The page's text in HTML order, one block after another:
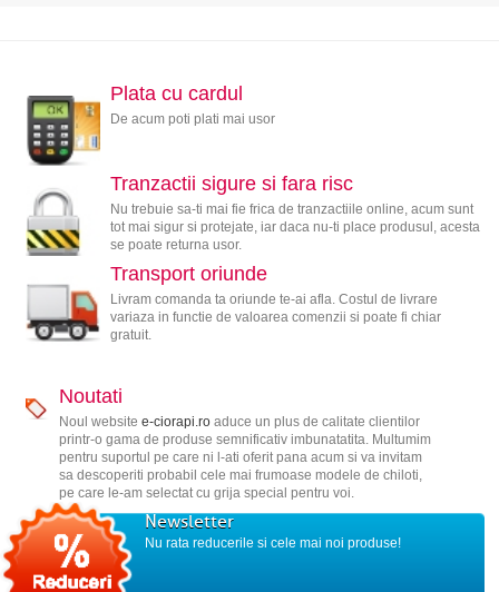
Plata cu cardul
De acum poti plati mai usor
Tranzactii sigure si fara risc
Nu trebuie sa-ti mai fie frica de tranzactiile online, acum sunt
tot mai sigur si protejate, iar daca nu-ti place produsul, acesta
se poate returna usor.
Transport oriunde
Livram comanda ta oriunde te-ai afla. Costul de livrare
variaza in functie de valoarea comenzii si poate fi chiar
gratuit.
Noutati
Noul website e-ciorapi.roaduce un plus de calitate clientilor
printr-o gama de produse semnificativ imbunatatita. Multumim
pentru suportul pe care ni l-ati oferit pana acum si va invitam
sa descoperiti probabil cele mai frumoase modele de chiloti,
pe care le-am selectat cu grija special pentru voi.
Newsletter
Nu rata reducerile si cele mai noi produse!